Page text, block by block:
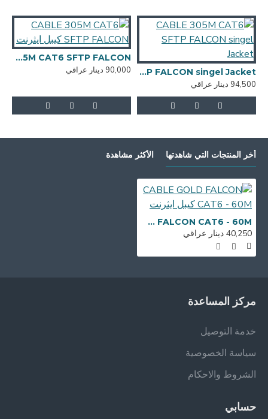
CABLE 305M CAT6 SFTP FALCON singel Jacket
94,500 دينار عراقي
CABLE 305M CAT6 SFTP FALCON كيبل ايثرنت
90,000 دينار عراقي
أخر المنتجات التي شاهدتها الأكثر مشاهدة
CABLE GOLD FALCON CAT6 - 60M كيبل ايثرنت
40,250 دينار عراقي
مركز المساعدة
خدمة التوصيل
سياسة الخصوصية
الشروط والاحكام
حسابي